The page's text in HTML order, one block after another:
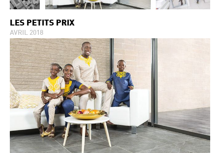
LES PETITS PRIX
AVRIL 2018